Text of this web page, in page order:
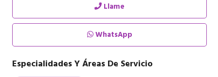
Llame
WhatsApp
Especialidades Y Áreas De Servicio